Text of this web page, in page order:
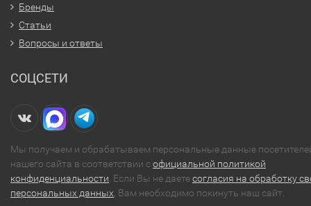
Бренды
Статьи
Вопросы и ответы
СОЦСЕТИ
Мы получаем и обрабатываем персональные данные
нашего сайта в соответствии софициальной политикой
конфиденциальности . Если Вы не даетесогласия на обработку
персональных данных , Вам необходимо покинуть наш сайт.